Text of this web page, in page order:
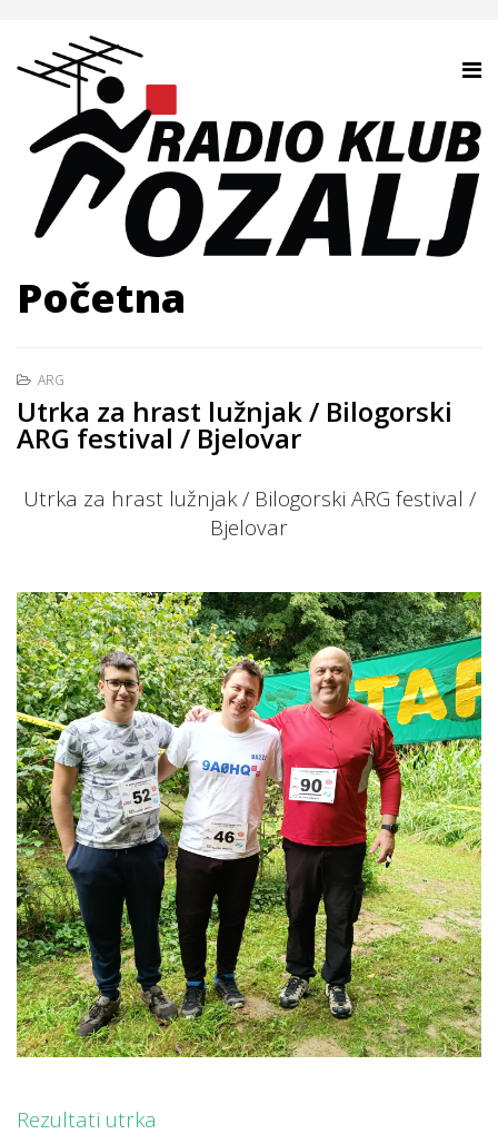
Početna
ARG
Utrka za hrast lužnjak / Bilogorski
ARG festival / Bjelovar
Utrka za hrast lužnjak / Bilogorski ARG festival /
Bjelovar
Rezultati utrka